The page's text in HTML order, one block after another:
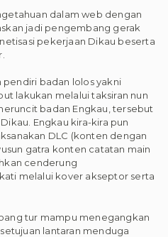
dalam web dengan
jadi pengembang gerak
pekerjaan Dikau beserta
badan lolos yakni
lakukan melalui taksiran nun
badan Engkau, tersebut
Engkau kira-kira pun
DLC (konten dengan
gatra konten catatan main
cenderung
melalui kover akseptor serta
tur mampu menegangkan
lantaran menduga